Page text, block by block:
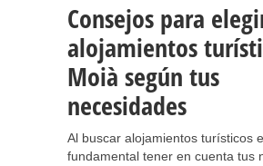
Consejos para
alojamientos
Moià según tus
necesidades
Al buscar alojamientos turísticos
fundamental tener en cuenta tus